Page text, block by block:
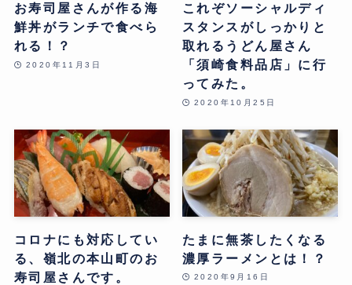
お寿司屋さんが作る海
鮮丼がランチで食べら
れる！？
2020年11月3日
これぞソーシャルディ
スタンスがしっかりと
取れるうどん屋さん
「須崎食料品店」に行
ってみた。
2020年10月25日
コロナにも対応してい
る、嶺北の本山町のお
寿司屋さんです。
たまに無茶したくなる
濃厚ラーメンとは！？
2020年9月16日